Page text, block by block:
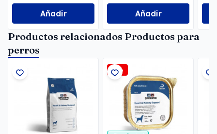
Añadir Añadir
Productos relacionados Productos para
perros
-3%